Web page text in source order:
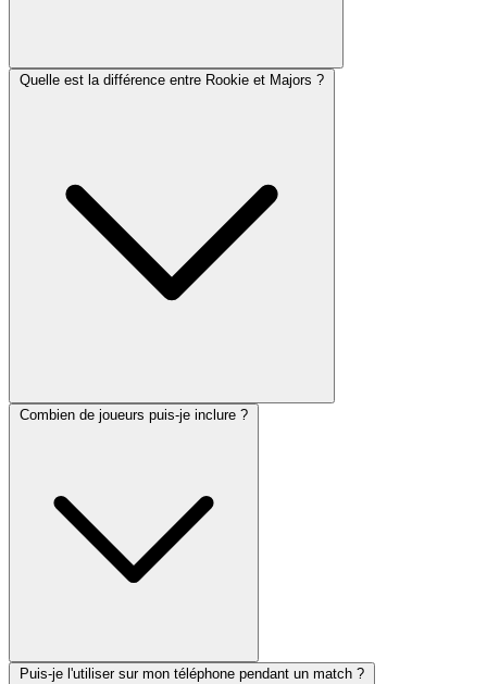
Quelle est la différence entre Rookie et Majors ?
Combien de joueurs puis-je inclure ?
Puis-je l'utiliser sur mon téléphone pendant un match ?